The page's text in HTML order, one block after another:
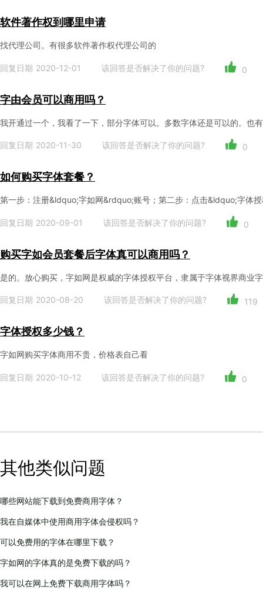
软件著作权到哪里申请
找代理公司。有很多软件著作权代理公司的
回复日期 2020-12-01 该回答是否解决了你的问题? 0
字由会员可以商用吗？
我开通过一个，我看了一下，部分字体可以。多数字体还是可以的。也
回复日期 2020-11-30 该回答是否解决了你的问题? 0
如何购买字体套餐？
第一步：注册&ldquo;字如网&rdquo;账号；第二步：点击&ldquo;字体
回复日期 2020-09-01 该回答是否解决了你的问题? 0
购买字如会员套餐后字体真可以商用吗？
是的。放心购买，字如网是权威的字体授权平台，隶属于字体视界商业
回复日期 2020-08-20 该回答是否解决了你的问题? 119
字体授权多少钱？
字如网购买字体商用不贵，价格表自己看
回复日期 2020-10-12 该回答是否解决了你的问题? 0
其他类似问题
哪些网站能下载到免费商用字体？
我在自媒体中使用商用字体会侵权吗？
可以免费用的字体在哪里下载？
字如网的字体真的是免费下载的吗？
我可以在网上免费下载商用字体吗？